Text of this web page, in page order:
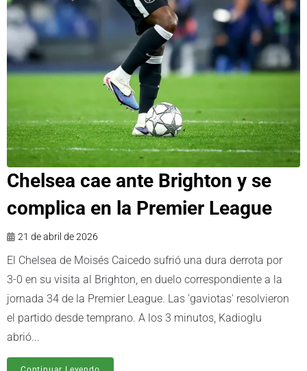
Chelsea cae ante Brighton y se
complica en la Premier League
21 de abril de 2026
El Chelsea de Moisés Caicedo sufrió una dura derrota por
3-0 en su visita al Brighton, en duelo correspondiente a la
jornada 34 de la Premier League. Las 'gaviotas' resolvieron
el partido desde temprano. A los 3 minutos, Kadioglu
abrió...